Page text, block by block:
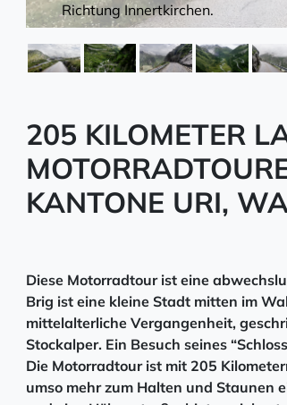
Richtung Innertkirchen.
205 KILOMETER
KANTONE URI,
Diese Motorradtour ist eine
Brig ist eine kleine Stadt mitten im
mittelalterliche Vergangenheit,
Stockalper. Ein Besuch seines
Die Motorradtour ist mit 205
umso mehr zum Halten und Staunen